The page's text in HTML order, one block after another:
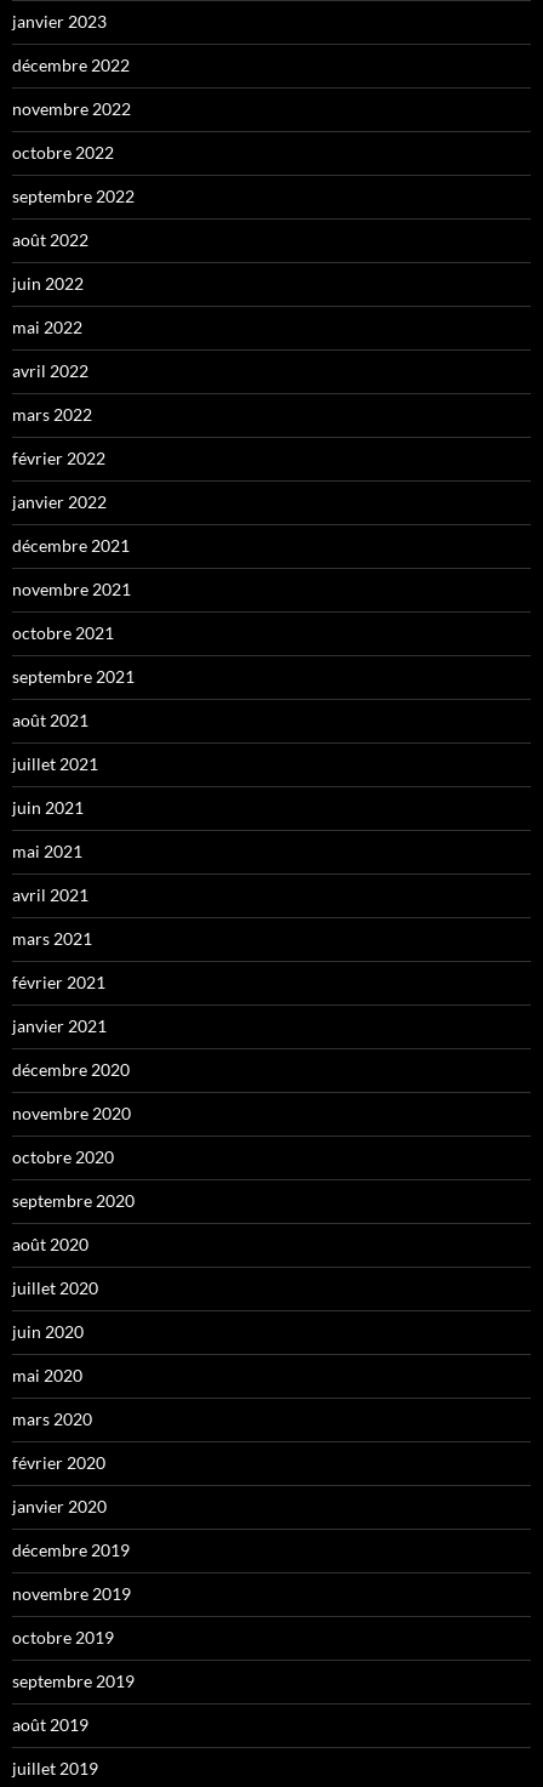
janvier 2023
décembre 2022
novembre 2022
octobre 2022
septembre 2022
août 2022
juin 2022
mai 2022
avril 2022
mars 2022
février 2022
janvier 2022
décembre 2021
novembre 2021
octobre 2021
septembre 2021
août 2021
juillet 2021
juin 2021
mai 2021
avril 2021
mars 2021
février 2021
janvier 2021
décembre 2020
novembre 2020
octobre 2020
septembre 2020
août 2020
juillet 2020
juin 2020
mai 2020
mars 2020
février 2020
janvier 2020
décembre 2019
novembre 2019
octobre 2019
septembre 2019
août 2019
juillet 2019